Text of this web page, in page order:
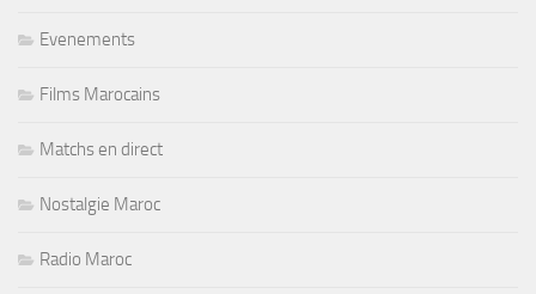
Evenements
Films Marocains
Matchs en direct
Nostalgie Maroc
Radio Maroc